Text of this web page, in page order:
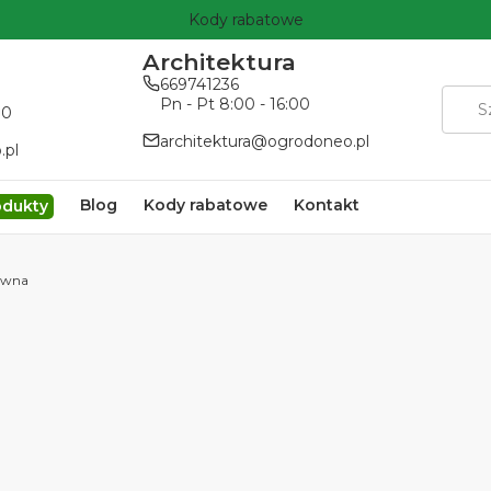
Kody rabatowe
Architektura
669741236
Pn - Pt 8:00 - 16:00
architektura@ogrodoneo.pl
Blog Kody rabatowe Kontakt